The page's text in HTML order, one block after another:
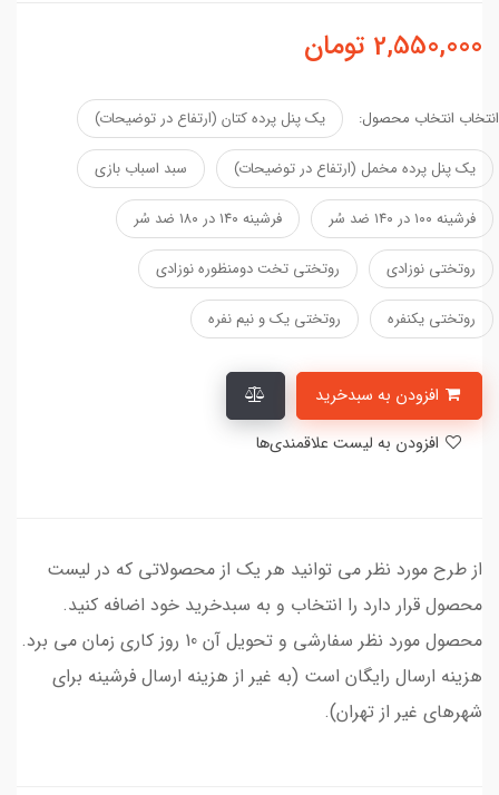
2,550,000 تومان
انتخاب انتخاب محصول: یک پنل پرده کتان (ارتفاع در توضیحات)
یک پنل پرده مخمل (ارتفاع در توضیحات) سبد اسباب بازی
فرشینه ۱۰۰ در ۱۴۰ ضد سُر فرشینه ۱۴۰ در ۱۸۰ ضد سُر
روتختی نوزادی روتختی تخت دومنظوره نوزادی
روتختی یکنفره روتختی یک و نیم نفره
از طرح مورد نظر می توانید هر یک از محصولاتی که در لیست
محصول قرار دارد را انتخاب و به سبدخرید خود اضافه کنید.
محصول مورد نظر سفارشی و تحویل آن 10 روز کاری زمان می برد.
هزینه ارسال رایگان است (به غیر از هزینه ارسال فرشینه برای
شهرهای غیر از تهران).